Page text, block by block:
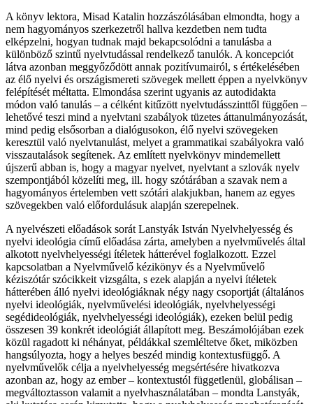
A könyv lektora, Misad Katalin hozzászólásában elmondta, hogy a
nem hagyományos szerkezetről hallva kezdetben nem tudta
elképzelni, hogyan tudnak majd bekapcsolódni a tanulásba a
különböző szintű nyelvtudással rendelkező tanulók. A koncepciót
látva azonban meggyőződött annak pozitívumairól, s értékelésében
az élő nyelvi és országismereti szövegek mellett éppen a nyelvkönyv
felépítését méltatta. Elmondása szerint ugyanis az autodidakta
módon való tanulás – a célként kitűzött nyelvtu­dásszinttől függően –
lehetővé teszi mind a nyelvtani szabályok tüzetes áttanulmányozását,
mind pedig elsősorban a dialógusokon, élő nyelvi szövegeken
keresztül való nyelvtanulást, melyet a grammatikai szabályokra való
visszautalások segítenek. Az említett nyelvkönyv mindemellett
újszerű abban is, hogy a magyar nyelvet, nyelvtant a szlovák nyelv
szempontjából közelíti meg, ill. hogy szótárában a szavak nem a
hagyományos értelemben vett szótári alakjukban, hanem az egyes
szövegekben való előfordulásuk alapján szerepelnek.
A nyelvészeti előadások sorát Lanstyák István Nyelvhelyesség és
nyelvi ideológia című előadása zárta, amelyben a nyelvművelés által
alkotott nyelvhelyességi ítéletek hátterével foglalkozott. Ezzel
kapcsolatban a Nyelvművelő kézikönyv és a Nyelvművelő
kéziszótár szócikkeit vizsgálta, s ezek alapján a nyelvi ítéletek
hátterében álló nyelvi ideológiáknak négy nagy csoportját (általános
nyelvi ideológiák, nyelvművelési ideológiák, nyelvhelyességi
segédideológiák, nyelvhelyességi ideológiák), ezeken belül pedig
összesen 39 konkrét ideológiát állapított meg. Beszámolójában ezek
közül ragadott ki néhányat, példákkal szemléltetve őket, miközben
hangsúlyozta, hogy a helyes beszéd mindig kontextusfüggő. A
nyelvművelők célja a nyelvhelyesség megsértésére hivatkozva
azonban az, hogy az ember – kontextustól függetlenül, globálisan –
megváltoztasson valamit a nyelvhasználatában – mondta Lanstyák,